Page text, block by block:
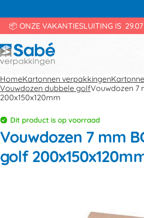
📦 ONZE VAKANTIESLUITING IS
HomeKartonnen verpakkingen
Vouwdozen dubbele golfVouwdozen 7
200x150x120mm
Dit product is op voorraad
Vouwdozen 7 mm
golf